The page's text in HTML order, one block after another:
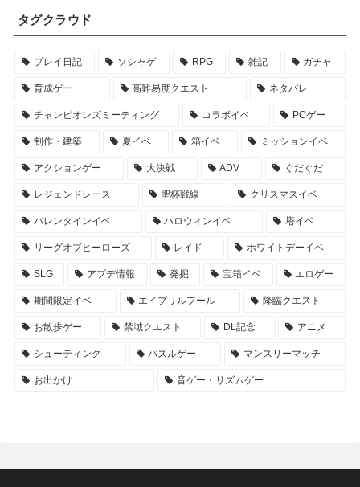
タグクラウド
プレイ日記 ソシャゲ RPG 雑記 ガチャ
育成ゲー 高難易度クエスト ネタバレ
チャンピオンズミーティング コラボイベ PCゲー
制作・建築 夏イベ 箱イベ ミッションイベ
アクションゲー 大決戦 ADV ぐだぐだ
レジェンドレース 聖杯戦線 クリスマスイベ
バレンタインイベ ハロウィンイベ 塔イベ
リーグオブヒーローズ レイド ホワイトデーイベ
SLG アプデ情報 発掘 宝箱イベ エロゲー
期間限定イベ エイプリルフール 降臨クエスト
お散歩ゲー 禁域クエスト DL記念 アニメ
シューティング パズルゲー マンスリーマッチ
お出かけ 音ゲー・リズムゲー